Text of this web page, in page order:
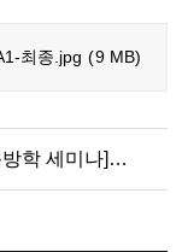
최종.jpg (9 MB)
[한국공간환경학회 2026 여름방학 세미나] 누구의 공간인가: 공공공간을 둘러싼 비판적 도시연구